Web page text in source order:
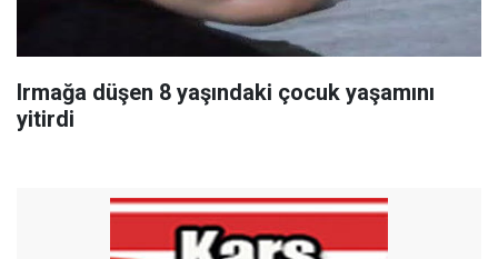
Irmağa düşen 8 yaşındaki çocuk yaşamını
yitirdi